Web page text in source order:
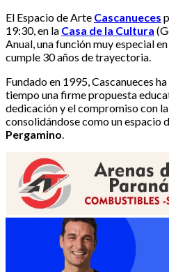
El Espacio de Arte Cascanueces
19:30, en la Casa de la Cultura
Anual, una función muy especial
cumple 30 años de trayectoria.
Fundado en 1995, Cascanueces
tiempo una firme propuesta
dedicación y el compromiso con
consolidándose como un espacio
Pergamino.